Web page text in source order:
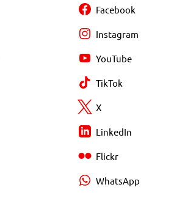
Facebook
Instagram
YouTube
TikTok
X
LinkedIn
Flickr
WhatsApp